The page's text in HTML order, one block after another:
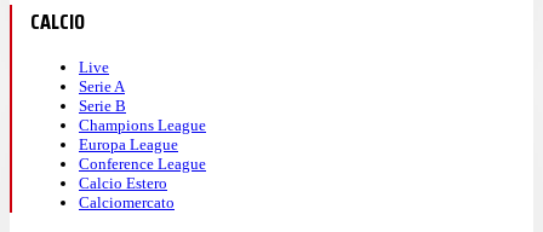
CALCIO
Live
Serie A
Serie B
Champions League
Europa League
Conference League
Calcio Estero
Calciomercato